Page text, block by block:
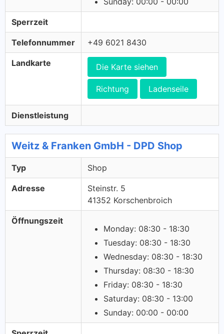
Sperrzeit
Telefonnummer +49 6021 8430
Landkarte Die Karte siehen
Richtung Ladenseile
Dienstleistung
Weitz & Franken GmbH - DPD Shop
Typ Shop
Adresse
Steinstr. 5
41352 Korschenbroich
Öffnungszeit
Monday: 08:30 - 18:30
Tuesday: 08:30 - 18:30
Wednesday: 08:30 - 18:30
Thursday: 08:30 - 18:30
Friday: 08:30 - 18:30
Saturday: 08:30 - 13:00
Sunday: 00:00 - 00:00